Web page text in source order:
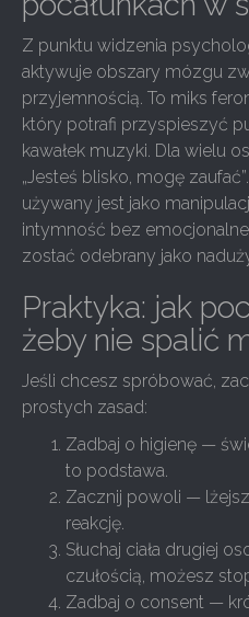
Z punktu widzenia
aktywuje obszary mózgu
przyjemnością. To miks
który potrafi przyspieszyć
kawałek muzyki. Dla wielu
„Jesteś blisko, mogę
używany jest jako
intymność bez
zostać odebrany jako
Praktyka: jak
żeby nie spalić
Jeśli chcesz spróbować,
prostych zasad:
Zadbaj o higienę —
to podstawa.
Zacznij powoli —
reakcję.
Słuchaj ciała drugiej
czułością, możesz
Zadbaj o consent —